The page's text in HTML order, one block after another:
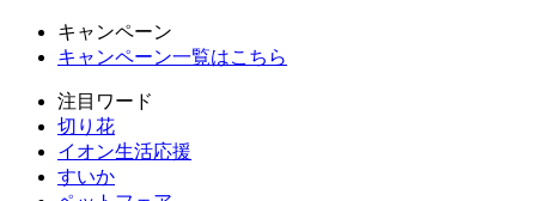
キャンペーン
キャンペーン一覧はこちら
注目ワード
切り花
イオン生活応援
すいか